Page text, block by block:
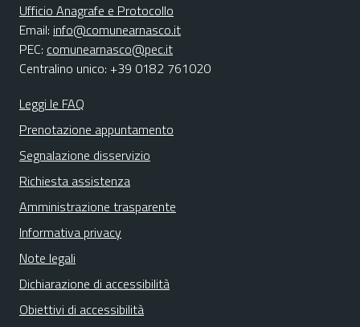
Ufficio Anagrafe e Protocollo
Email: info@comunearnasco.it
PEC: comunearnasco@pec.it
Centralino unico: +39 0182 761020
Leggi le FAQ
Prenotazione appuntamento
Segnalazione disservizio
Richiesta assistenza
Amministrazione trasparente
Informativa privacy
Note legali
Dichiarazione di accessibilità
Obiettivi di accessibilità